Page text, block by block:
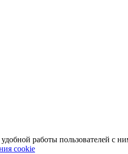
работы пользователей с
cookie